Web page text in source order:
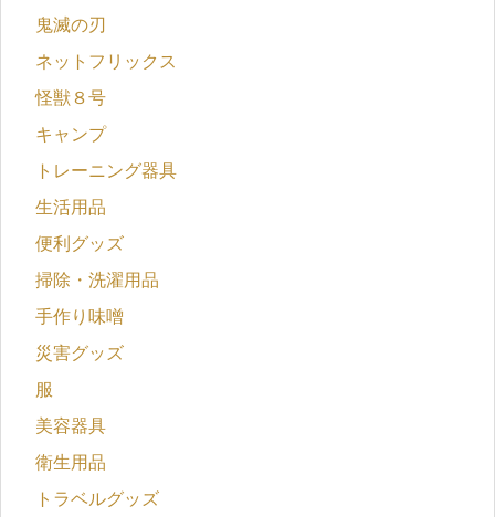
鬼滅の刃
ネットフリックス
怪獣８号
キャンプ
トレーニング器具
生活用品
便利グッズ
掃除・洗濯用品
手作り味噌
災害グッズ
服
美容器具
衛生用品
トラベルグッズ